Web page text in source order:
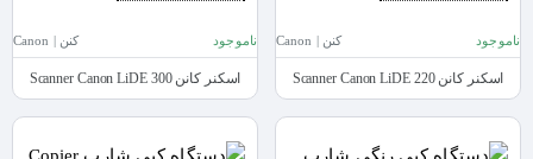
ناموجود کنن | Canon
اسکنر کانن Scanner Canon LiDE 220
ناموجود کنن | Canon
اسکنر کانن Scanner Canon LiDE 300